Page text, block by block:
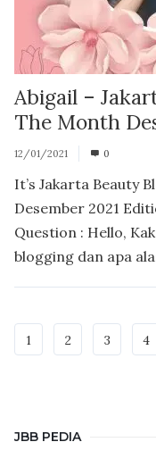
Abigail –
The Month
12/01/2021 0
It’s Jakarta Beauty
Desember 2021
Question : Hello,
blogging dan apa
1 2 3 4
JBB PEDIA